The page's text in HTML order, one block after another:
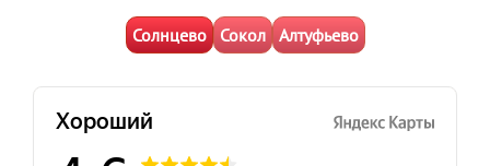
Солнцево Сокол Алтуфьево